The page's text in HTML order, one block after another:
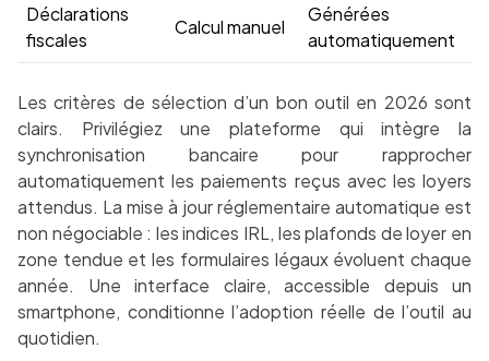
Déclarations
fiscales
Calcul manuel
Générées
automatiquement
Les critères de sélection d’un bon outil en 2026 sont
clairs. Privilégiez une plateforme qui intègre la
synchronisation bancaire pour rapprocher
automatiquement les paiements reçus avec les loyers
attendus. La mise à jour réglementaire automatique est
non négociable : les indices IRL, les plafonds de loyer en
zone tendue et les formulaires légaux évoluent chaque
année. Une interface claire, accessible depuis un
smartphone, conditionne l’adoption réelle de l’outil au
quotidien.